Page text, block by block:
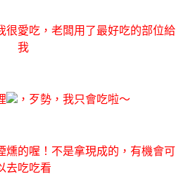
很愛吃，老闆用了最好吃的部位給
我
，歹勢，我只會吃啦～
燻的喔！不是拿現成的，有機會可
去吃吃看